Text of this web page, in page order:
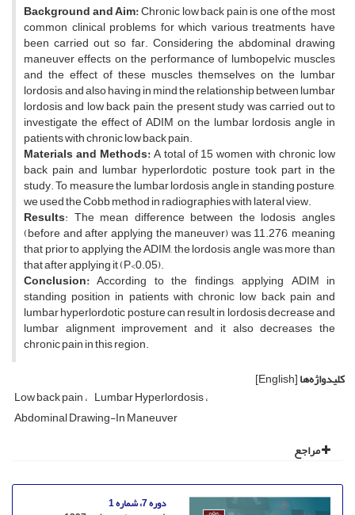
Background and Aim:Chronic low back pain is one of the most
common clinical problems for which various treatments have
been carried out so far. Considering the abdominal drawing
maneuver effects on the performance of lumbopelvic muscles
and the effect of these muscles themselves on the lumbar
lordosis, and also having in mind the relationship between lumbar
lordosis and low back pain, the present study was carried out to
investigate the effect of ADIM on the lumbar lordosis angle in
patients with chronic low back pain.
Materials and Methods:A total of 15 women with chronic low
back pain and lumbar hyperlordotic posture took part in the
study. To measure the lumbar lordosis angle in standing posture,
we used the Cobb method in radiographies with lateral view.
Results: The mean difference between the lodosis angles
(before and after applying the maneuver) was 11.276, meaning
that prior to applying the ADIM, the lordosis angle was more than
that after applying it (P<0.05).
Conclusion:According to the findings, applying ADIM in
standing position in patients with chronic low back pain and
lumbar hyperlordotic posture can result in lordosis decrease and
lumbar alignment improvement and it also decreases the
chronic pain in this region.
کلیدواژه‌ها[English]
Low back pain Lumbar Hyperlordosis
Abdominal Drawing-In Maneuver
مراجع
دوره 7، شماره 1